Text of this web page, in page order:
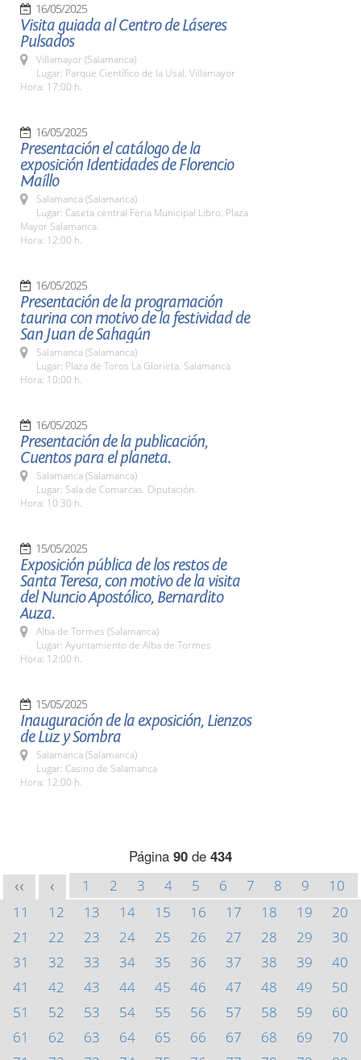
16/05/2025
Visita guiada al Centro de Láseres
Pulsados
Villamayor (Salamanca)
Lugar: Parque Científico de la Usal. Villamayor
Hora: 17:00 h.
16/05/2025
Presentación el catálogo de la
exposición Identidades de Florencio
Maíllo
Salamanca (Salamanca)
Lugar: Caseta central Feria Municipal Libro. Plaza
Mayor Salamanca.
Hora: 12:00 h.
16/05/2025
Presentación de la programación
taurina con motivo de la festividad de
San Juan de Sahagún
Salamanca (Salamanca)
Lugar: Plaza de Toros La Glorieta. Salamanca
Hora: 10;00 h.
16/05/2025
Presentación de la publicación,
Cuentos para el planeta.
Salamanca (Salamanca)
Lugar: Sala de Comarcas. Diputación.
Hora: 10:30 h.
15/05/2025
Exposición pública de los restos de
Santa Teresa, con motivo de la visita
del Nuncio Apostólico, Bernardito
Auza.
Alba de Tormes (Salamanca)
Lugar: Ayuntamiento de Alba de Tormes
Hora: 12:00 h.
15/05/2025
Inauguración de la exposición, Lienzos
de Luz y Sombra
Salamanca (Salamanca)
Lugar: Casino de Salamanca
Hora: 12:00 h.
Página 90 de 434
<< < 1 2 3 4 5 6 7 8 9
10
11
12 13 14 15 16 17 18 19
20
21
22 23 24 25 26 27 28 29
30
31
32 33 34 35 36 37 38 39
40
41
42 43 44 45 46 47 48 49
50
51
52 53 54 55 56 57 58 59
60
61
62 63 64 65 66 67 68 69
70